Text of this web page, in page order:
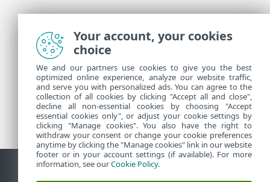
Comuníquese con Soporte técnico de ESET
Más información
Noticias de soporte
Customer Advisories
Your account, your cookies
choice
We and our partners use cookies to give you the best
optimized online experience, analyze our website traffic,
and serve you with personalized ads. You can agree to the
collection of all cookies by clicking "Accept all and close",
decline all non-essential cookies by choosing "Accept
essential cookies only", or adjust your cookie settings by
clicking "Manage cookies". You also have the right to
withdraw your consent or change your cookie preferences
anytime by clicking the "Manage cookies" link in our website
footer or in your account settings (if available). For more
information, see ourCookie Policy.